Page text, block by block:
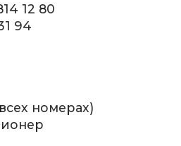
12 80
94
номерах)